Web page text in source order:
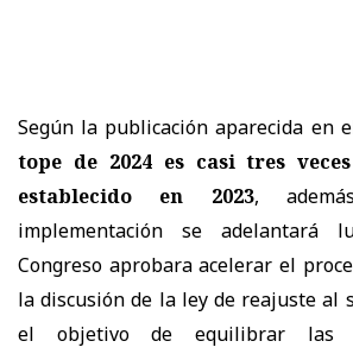
Según la publicación aparecida en
tope de 2024 es casi tres
establecido en 2023,
implementación se adelantará
Congreso aprobara acelerar el
la discusión de la ley de reajuste al
el objetivo de equilibrar las